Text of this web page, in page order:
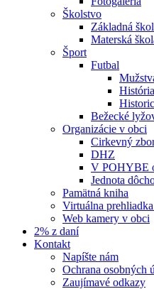
Školstvo
Základná
Materská
Šport
Futbal
Bežecké
Organizácie v obci
Cirkevný
DHZ
V POHYBE
Jednota
Pamätná kniha
Virtuálna
Web kamery v obci
2% z daní
Kontakt
Napíšte nám
Ochrana osobných
Zaujímavé odkazy